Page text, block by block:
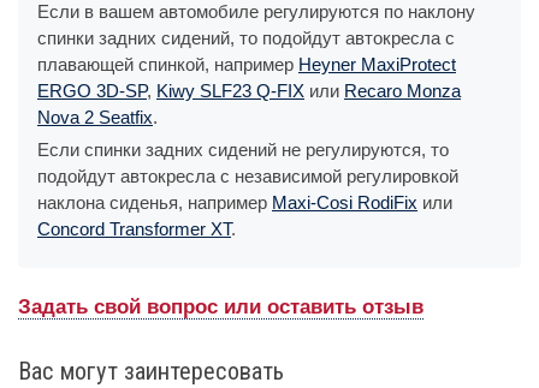
Если в вашем автомобиле регулируются по наклону
спинки задних сидений, то подойдут автокресла с
плавающей спинкой, например Heyner MaxiProtect
ERGO 3D-SP, Kiwy SLF23 Q-FIX или Recaro Monza
Nova 2 Seatfix.
Если спинки задних сидений не регулируются, то
подойдут автокресла с независимой регулировкой
наклона сиденья, например Maxi-Cosi RodiFix или
Concord Transformer XT.
Задать свой вопрос или оставить отзыв
Вас могут заинтересовать